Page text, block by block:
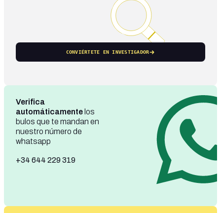
CONVIÉRTETE EN INVESTIGADOR
Verifica
automáticamente los
bulos que te mandan en
nuestro número de
whatsapp
+34 644 229 319